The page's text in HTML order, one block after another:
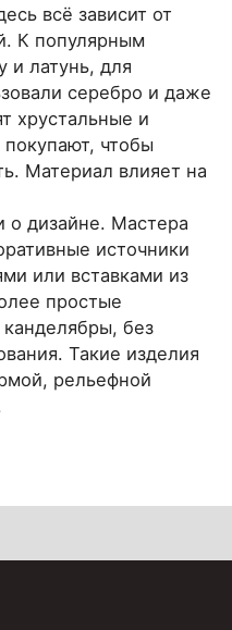
всё зависит от
К популярным
и латунь, для
серебро и даже
хрустальные и
чтобы
Материал влияет на
о дизайне. Мастера
источники
или вставками из
простые
без
Такие изделия
рельефной